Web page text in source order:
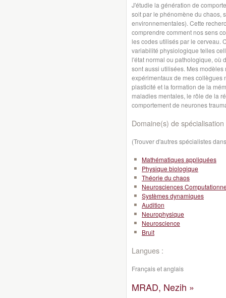
J'étudie la génération de
soit par le phénomène du chaos,
environnementales). Cette
comprendre comment nos sens
les codes utilisés par le cerveau.
variabilité physiologique telles
l'état normal ou pathologique, où
sont aussi utilisées. Mes
expérimentaux de mes collègues
plasticité et la formation de la
maladies mentales, le rôle de la
comportement de neurones
Domaine(s) de spécialisation
(Trouver d'autres spécialistes
Mathématiques appliquées
Physique biologique
Théorie du chaos
Neurosciences
Systèmes dynamiques
Audition
Neurophysique
Neuroscience
Bruit
Langues :
Français et anglais
MRAD, Nezih »